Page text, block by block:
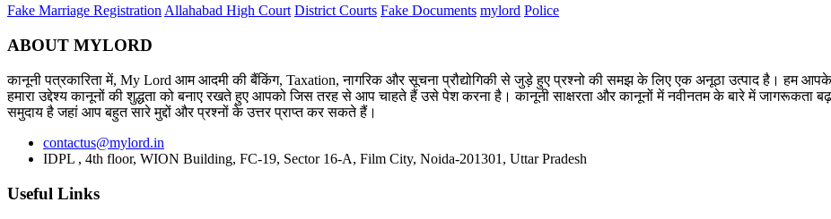
Fake Marriage Registration Allahabad High Court District Courts Fake Documents mylord Police
ABOUT MYLORD
कानूनी पत्रकारिता में, My Lord आम आदमी की बैंकिंग, Taxation, नागरिक और सूचना प्रौद्योगिकी से जुड़े हुए प्रश्नो की समझ के लिए एक अनूठा उत्पाद है। हम
हमारा उद्देश्य कानूनों की शुद्धता को बनाए रखते हुए आपको जिस तरह से आप चाहते हैं उसे पेश करना है। कानूनी साक्षरता और कानूनों में नवीनतम के बारे में
समुदाय है जहां आप बहुत सारे मुद्दों और प्रश्नों के उत्तर प्राप्त कर सकते हैं।
contactus@mylord.in
IDPL , 4th floor, WION Building, FC-19, Sector 16-A, Film City, Noida-201301, Uttar Pradesh
Useful Links